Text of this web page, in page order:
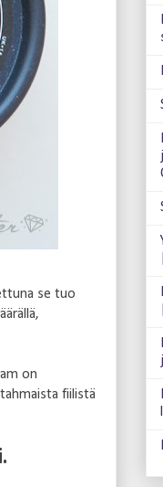
se tuo
on
fiilistä